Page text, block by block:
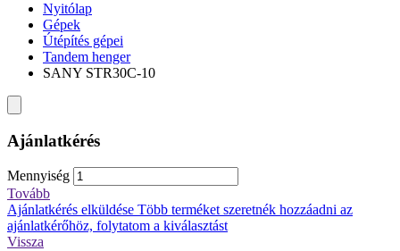
Nyitólap
Gépek
Útépítés gépei
Tandem henger
SANY STR30C-10
Ajánlatkérés
Mennyiség
Tovább
Ajánlatkérés elküldése Több terméket szeretnék hozzáadni az
ajánlatkérőhöz, folytatom a kiválasztást
Vissza